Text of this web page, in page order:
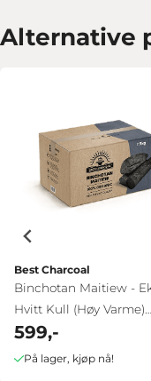
Alternative
Best Charcoal
Binchotan Maitiew -
Hvitt Kull (Høy Varme)
7.5kg
599,-
På lager, kjøp nå!